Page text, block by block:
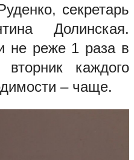
секретарь
Долинская.
не реже 1 раза в
каждого
– чаще.